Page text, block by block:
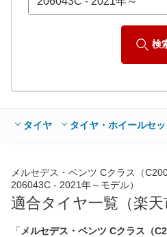
検
タイヤ タイヤ・ホイールセッ
メルセデス・ベンツ Cクラス（
206043C - 2021年～モデル）
適合タイヤ一覧（楽天
「 メルセデス・ベンツ Cクラス（